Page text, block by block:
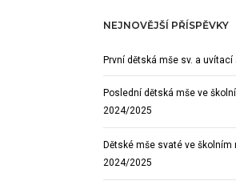
NEJNOVĚJŠÍ PŘÍSPĚVKY
První dětská mše sv. a uvítací
Poslední dětská mše ve
2024/2025
Dětské mše svaté ve školním
2024/2025